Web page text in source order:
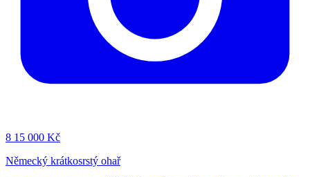
8 15 000 Kč
Německý krátkosrstý ohař